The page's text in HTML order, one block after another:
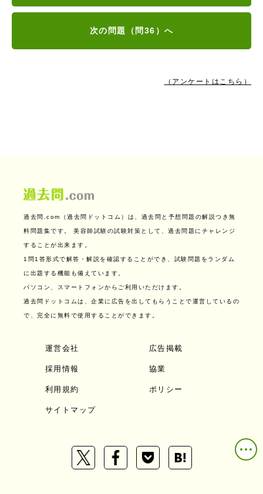
次の問題（問36）へ
（アンケートはこちら）
過去問.com（過去問ドットコム）は、過去問と予想問題の解説つき無
料問題集です。 美容師試験の試験対策として、過去問題にチャレンジ
することが出来ます。
1問1答形式で解答・解説を確認することができ、試験問題をランダム
に出題する機能も備えています。
パソコン、スマートフォンからご利用いただけます。
過去問ドットコムは、企業に広告を出してもらうことで運営しているの
で、完全に無料で使用することができます。
運営会社 広告掲載
採用情報 協業
利用規約 ポリシー
サイトマップ